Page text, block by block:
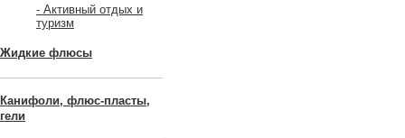
- Активный отдых и
туризм
Жидкие флюсы
Канифоли, флюс-пласты,
гели